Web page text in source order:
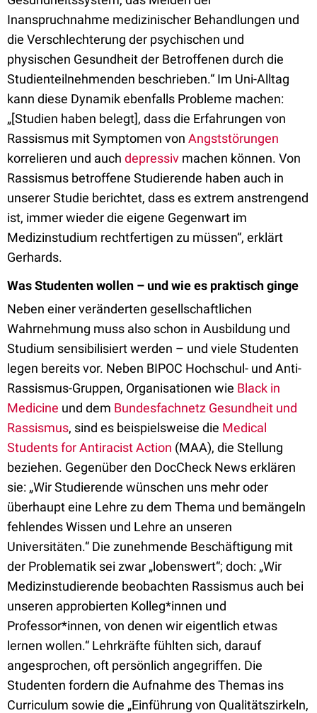
Inanspruchnahme medizinischer Behandlungen und
die Verschlechterung der psychischen und
physischen Gesundheit der Betroffenen durch die
Studienteilnehmenden beschrieben.“ Im Uni-Alltag
kann diese Dynamik ebenfalls Probleme machen:
„[Studien haben belegt], dass die Erfahrungen von
Rassismus mit Symptomen von Angststörungen
korrelieren und auch depressiv machen können. Von
Rassismus betroffene Studierende haben auch in
unserer Studie berichtet, dass es extrem anstrengend
ist, immer wieder die eigene Gegenwart im
Medizinstudium rechtfertigen zu müssen“, erklärt
Gerhards.
Was Studenten wollen – und wie es praktisch ginge
Neben einer veränderten gesellschaftlichen
Wahrnehmung muss also schon in Ausbildung und
Studium sensibilisiert werden – und viele Studenten
legen bereits vor. Neben BIPOC Hochschul- und Anti-
Rassismus-Gruppen, Organisationen wie Black in
Medicine und dem Bundesfachnetz Gesundheit und
Rassismus, sind es beispielsweise die Medical
Students for Antiracist Action (MAA), die Stellung
beziehen. Gegenüber den DocCheck News erklären
sie: „Wir Studierende wünschen uns mehr oder
überhaupt eine Lehre zu dem Thema und bemängeln
fehlendes Wissen und Lehre an unseren
Universitäten.“ Die zunehmende Beschäftigung mit
der Problematik sei zwar „lobenswert“; doch: „Wir
Medizinstudierende beobachten Rassismus auch bei
unseren approbierten Kolleg*innen und
Professor*innen, von denen wir eigentlich etwas
lernen wollen.“ Lehrkräfte fühlten sich, darauf
angesprochen, oft persönlich angegriffen. Die
Studenten fordern die Aufnahme des Themas ins
Curriculum sowie die „Einführung von Qualitätszirkeln,